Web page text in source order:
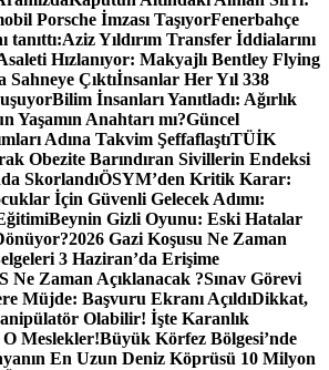
Porsche İmzası TaşıyorFenerbahçe
tanıttı:Aziz Yıldırım Transfer İddialarını
Hızlanıyor: Makyajlı Bentley Flying
Sahneye Çıktıİnsanlar Her Yıl 338
Bilim İnsanları Yanıtladı: Ağırlık
Yaşamın Anahtarı mı?Güncel
Adına Takvim ŞeffaflaştıTÜİK
Obezite Barındıran Sivillerin Endeksi
SkorlandıÖSYM’den Kritik Karar:
İçin Güvenli Gelecek Adımı:
Beynin Gizli Oyunu: Eski Hatalar
2026 Gazi Koşusu Ne Zaman
3 Haziran’da Erişime
Ne Zaman Açıklanacak ?Sınav Görevi
Müjde: Başvuru Ekranı AçıldıDikkat,
Olabilir! İşte Karanlık
Meslekler!Büyük Körfez Bölgesi’nde
En Uzun Deniz Köprüsü 10 Milyon